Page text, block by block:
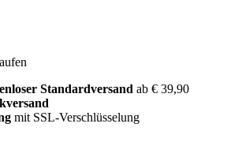
Standardversand ab € 39,90
mit SSL-Verschlüsselung